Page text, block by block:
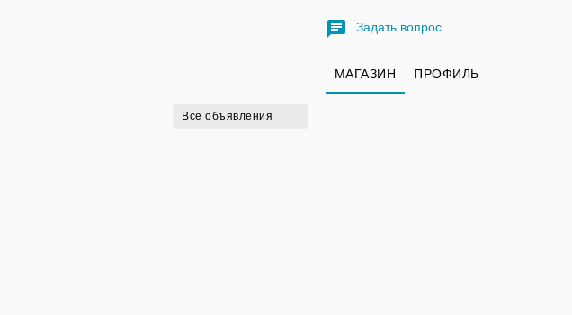
Задать вопрос
МАГАЗИН ПРОФИЛЬ
Все объявления